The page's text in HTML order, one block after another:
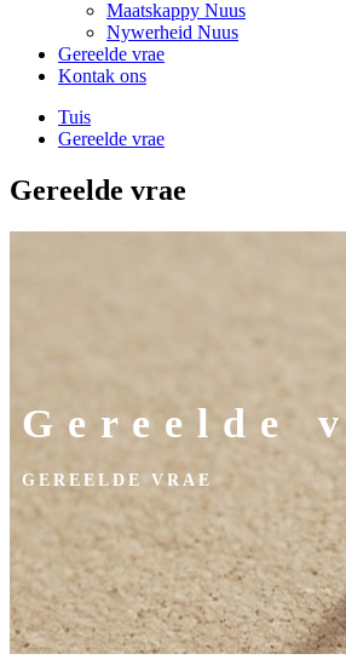
Maatskappy Nuus
Nywerheid Nuus
Gereelde vrae
Kontak ons
Tuis
Gereelde vrae
Gereelde vrae
Gereelde
GEREELDE VRAE